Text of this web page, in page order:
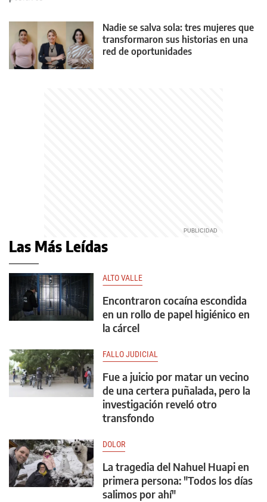
Nadie se salva sola: tres mujeres que
transformaron sus historias en una
red de oportunidades
Las Más Leídas
ALTO VALLE
Encontraron cocaína escondida
en un rollo de papel higiénico en
la cárcel
FALLO JUDICIAL
Fue a juicio por matar un vecino
de una certera puñalada, pero la
investigación reveló otro
transfondo
DOLOR
La tragedia del Nahuel Huapi en
primera persona: "Todos los días
salimos por ahí"